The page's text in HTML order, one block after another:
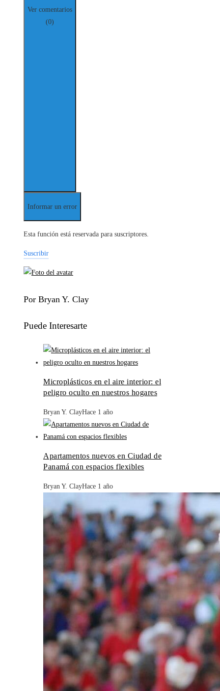
Ver comentarios
(0)
Informar un error
Esta función está reservada para suscriptores.
Suscribir
Por Bryan Y. Clay
Puede Interesarte
Microplásticos en el aire interior: el
peligro oculto en nuestros hogares
Bryan Y. ClayHace 1 año
Apartamentos nuevos en Ciudad de
Panamá con espacios flexibles
Bryan Y. ClayHace 1 año